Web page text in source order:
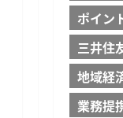
ポイン
三井住
地域経
業務提